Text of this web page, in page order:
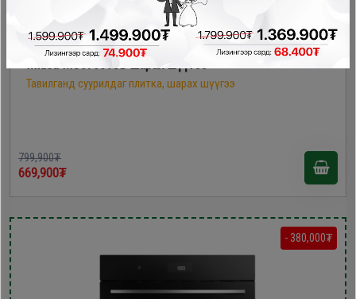
Тавилганд суурилдаг плитка, шарах шүүгээ
799,900₮
669,900₮
- 380,000₮